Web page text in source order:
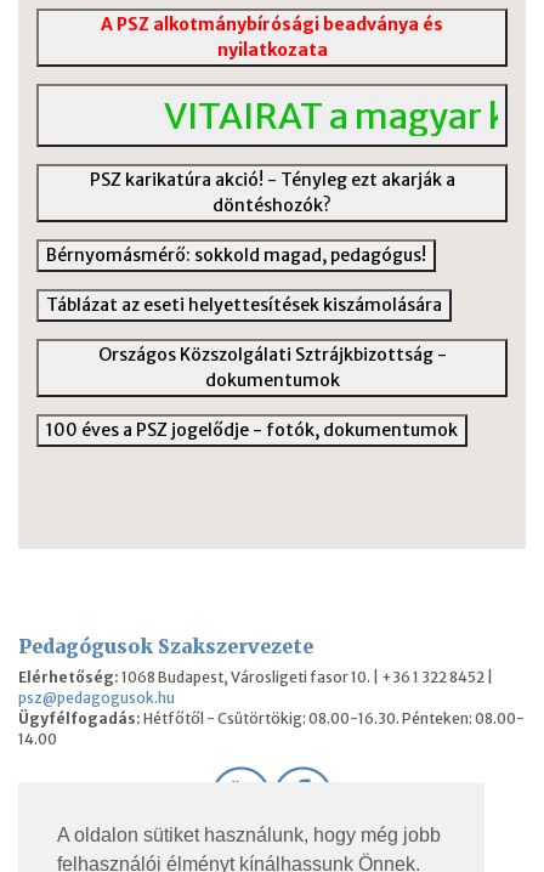
A oldalon sütiket használunk, hogy még jobb
felhasználói élményt kínálhassunk Önnek.
A PSZ alkotmánybírósági beadványa és
nyilatkozata
VITAIRAT a magyar
PSZ karikatúra akció! - Tényleg ezt akarják a
döntéshozók?
Bérnyomásmérő: sokkold magad, pedagógus!
Táblázat az eseti helyettesítések kiszámolására
Országos Közszolgálati Sztrájkbizottság -
dokumentumok
100 éves a PSZ jogelődje - fotók, dokumentumok
Pedagógusok Szakszervezete
Elérhetőség: 1068 Budapest, Városligeti fasor 10. | +36 1 322 8452 |
psz@pedagogusok.hu
Ügyfélfogadás: Hétfőtől - Csütörtökig: 08.00-16.30. Pénteken: 08.00-
14.00
© 2026 Pedagógusok Szakszervezete. Minden jog